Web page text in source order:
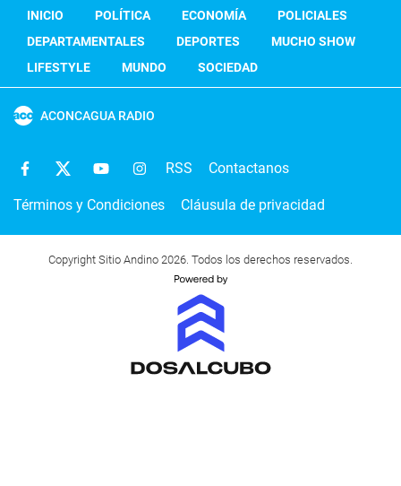
INICIO POLÍTICA ECONOMÍA
POLICIALES
DEPARTAMENTALES
DEPORTES
MUCHO SHOW
LIFESTYLE
MUNDO SOCIEDAD
ACONCAGUA RADIO
RSS Contactanos
Términos y Condiciones Cláusula de privacidad
Copyright Sitio Andino 2026. Todos los derechos reservados.